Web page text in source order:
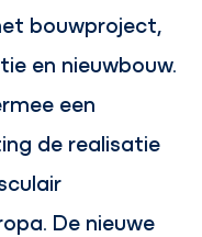
bouwproject,
en nieuwbouw.
een
de realisatie
De nieuwe